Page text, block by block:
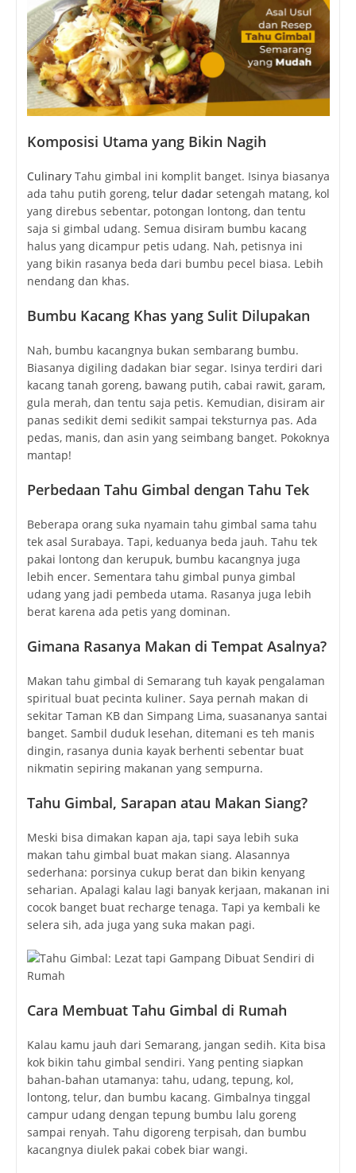
Komposisi Utama yang Bikin Nagih
CulinaryTahu gimbal ini komplit banget. Isinya biasanya
ada tahu putih goreng, telur dadarsetengah matang, kol
yang direbus sebentar, potongan lontong, dan tentu
saja si gimbal udang. Semua disiram bumbu kacang
halus yang dicampur petis udang. Nah, petisnya ini
yang bikin rasanya beda dari bumbu pecel biasa. Lebih
nendang dan khas.
Bumbu Kacang Khas yang Sulit Dilupakan
Nah, bumbu kacangnya bukan sembarang bumbu.
Biasanya digiling dadakan biar segar. Isinya terdiri dari
kacang tanah goreng, bawang putih, cabai rawit, garam,
gula merah, dan tentu saja petis. Kemudian, disiram air
panas sedikit demi sedikit sampai teksturnya pas. Ada
pedas, manis, dan asin yang seimbang banget. Pokoknya
mantap!
Perbedaan Tahu Gimbal dengan Tahu Tek
Beberapa orang suka nyamain tahu gimbal sama tahu
tek asal Surabaya. Tapi, keduanya beda jauh. Tahu tek
pakai lontong dan kerupuk, bumbu kacangnya juga
lebih encer. Sementara tahu gimbal punya gimbal
udang yang jadi pembeda utama. Rasanya juga lebih
berat karena ada petis yang dominan.
Gimana Rasanya Makan di Tempat Asalnya?
Makan tahu gimbal di Semarang tuh kayak pengalaman
spiritual buat pecinta kuliner. Saya pernah makan di
sekitar Taman KB dan Simpang Lima, suasananya santai
banget. Sambil duduk lesehan, ditemani es teh manis
dingin, rasanya dunia kayak berhenti sebentar buat
nikmatin sepiring makanan yang sempurna.
Tahu Gimbal, Sarapan atau Makan Siang?
Meski bisa dimakan kapan aja, tapi saya lebih suka
makan tahu gimbal buat makan siang. Alasannya
sederhana: porsinya cukup berat dan bikin kenyang
seharian. Apalagi kalau lagi banyak kerjaan, makanan ini
cocok banget buat recharge tenaga. Tapi ya kembali ke
selera sih, ada juga yang suka makan pagi.
Cara Membuat Tahu Gimbal di Rumah
Kalau kamu jauh dari Semarang, jangan sedih. Kita bisa
kok bikin tahu gimbal sendiri. Yang penting siapkan
bahan-bahan utamanya: tahu, udang, tepung, kol,
lontong, telur, dan bumbu kacang. Gimbalnya tinggal
campur udang dengan tepung bumbu lalu goreng
sampai renyah. Tahu digoreng terpisah, dan bumbu
kacangnya diulek pakai cobek biar wangi.